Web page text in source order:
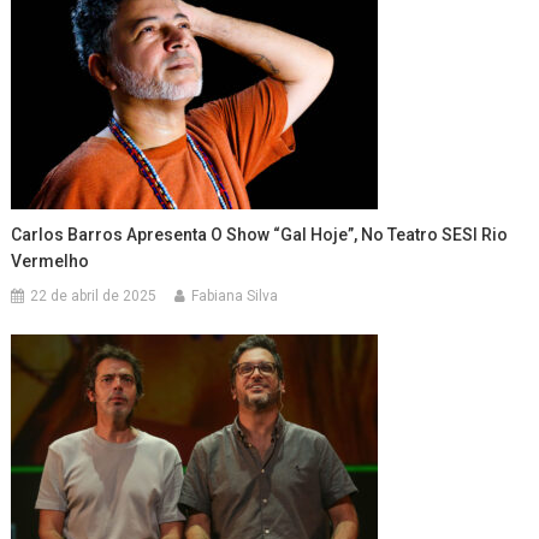
Carlos Barros Apresenta O Show “Gal Hoje”, No Teatro SESI Rio
Vermelho
22 de abril de 2025 Fabiana Silva